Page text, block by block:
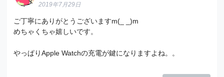
2019年7月29日
ご丁寧にありがとうございますm(_ _)m
めちゃくちゃ嬉しいです。
やっぱりApple Watchの充電が鍵になりますよね。。